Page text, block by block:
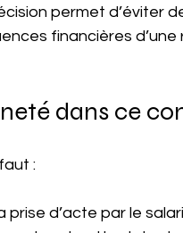
permet d’éviter
financières d’une
dans ce
:
d’acte par le